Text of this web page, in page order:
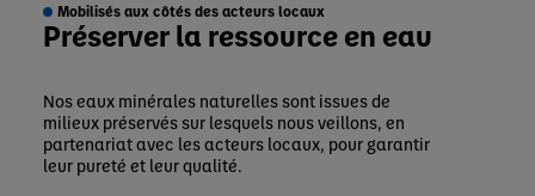
Mobilisés aux côtés des acteurs locaux
Préserver la ressource en eau
Nos eaux minérales naturelles sont issues de
milieux préservés sur lesquels nous veillons, en
partenariat avec les acteurs locaux, pour garantir
leur pureté et leur qualité.